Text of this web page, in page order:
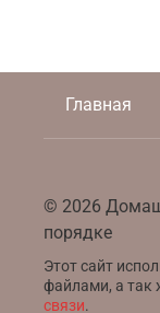
Главная
© 2026
порядке
Этот сайт
файлами, а так
связи.